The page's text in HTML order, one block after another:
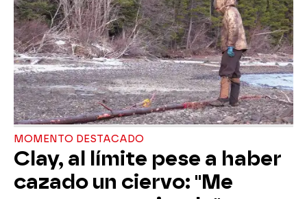
MOMENTO DESTACADO
Clay, al límite pese a haber
cazado un ciervo: "Me